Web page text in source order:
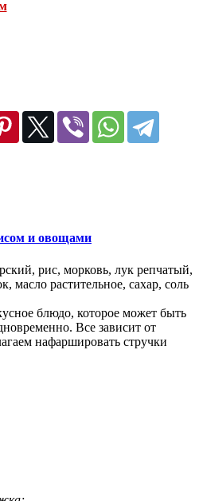
и овощами
рис, морковь, лук репчатый,
масло растительное, сахар, соль
блюдо, которое может быть
Все зависит от
нафаршировать стручки